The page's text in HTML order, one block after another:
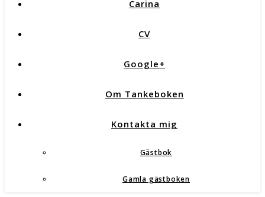
Carina
CV
Google+
Om Tankeboken
Kontakta mig
Gästbok
Gamla gästboken